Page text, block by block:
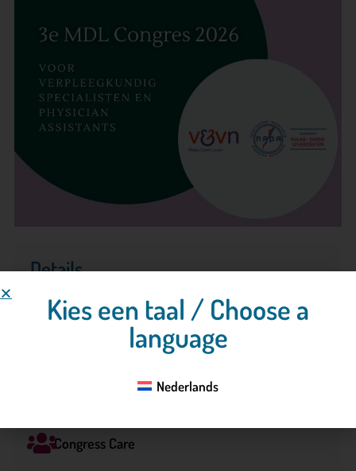
Details
2-04-2026- 2-04-2026
Prodentfabriek, Amersfoort
Congress Care
Kies een taal / Choose a
language
Nederlands